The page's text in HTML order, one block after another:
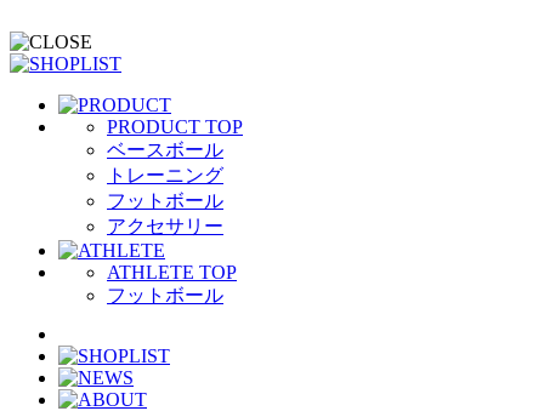
PRODUCT TOP
ベースボール
トレーニング
フットボール
アクセサリー
ATHLETE TOP
フットボール